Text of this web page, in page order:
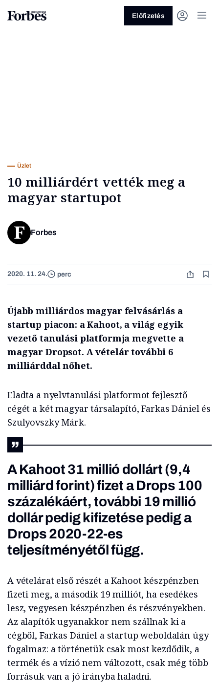
Előfizetés
Üzlet
10 milliárdért vették meg a
magyar startupot
Forbes
2020. 11. 24. perc
Újabb milliárdos magyar felvásárlás a
startup piacon: a Kahoot, a világ egyik
vezető tanulási platformja megvette a
magyar Dropsot. A vételár további 6
milliárddal nőhet.
Eladta a nyelvtanulási platformot fejlesztő
cégét a két magyar társalapító, Farkas Dániel és
Szulyovszky Márk.
A Kahoot 31 millió dollárt (9,4
milliárd forint) fizet a Drops 100
százalékáért, további 19 millió
dollár pedig kifizetése pedig a
Drops 2020-22-es
teljesítményétől függ.
A vételárat első részét a Kahoot készpénzben
fizeti meg, a második 19 milliót, ha esedékes
lesz, vegyesen készpénzben és részvényekben.
Az alapítók ugyanakkor nem szállnak ki a
cégből, Farkas Dániel a startup weboldalán úgy
fogalmaz: a történetük csak most kezdődik, a
termék és a vízió nem változott, csak még több
forrásuk van a jó irányba haladni.